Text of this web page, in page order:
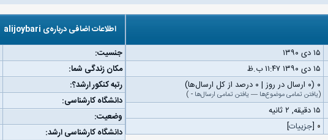
۱۵ دى ۱۳۹۰
۱۵ دى ۱۳۹۰ ۱۱:۴۷ ب.ظ
۰ (۰ ارسال در روز | ۰ درصد از کل ارسال‌ها)
(یافتن تمامی موضوع‌ها — یافتن تمامی ارسال‌ها -
)
۱۵ دقیقه, ۲ ثانیه
۰ [جزییات]
اطلاعات اضافی درباره‌ی alijoybari
جنسیت:
مکان زندگی شما:
رتبه کنکور ارشد؟:
دانشگاه کارشناسی:
وضعیت:
دانشگاه کارشناسی ارشد: